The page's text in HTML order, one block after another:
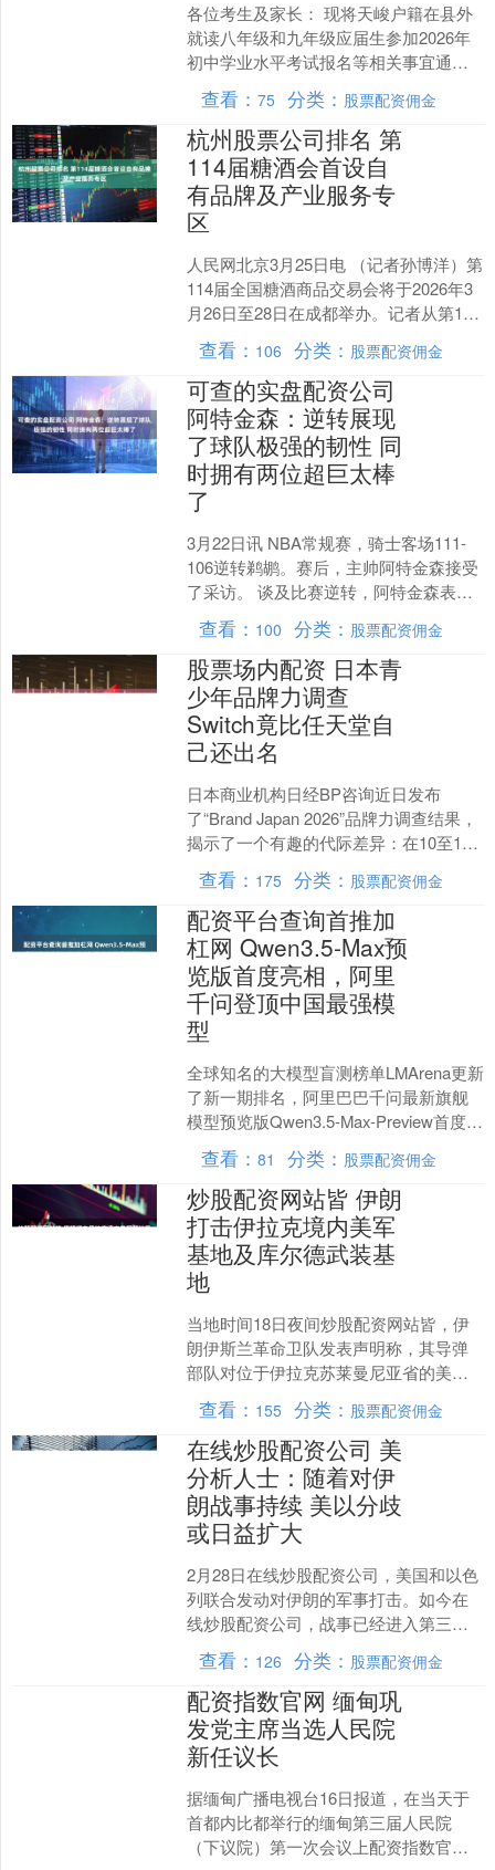
各位考生及家长： 现将天峻户籍在县外
就读八年级和九年级应届生参加2026年
初中学业水平考试报名等相关事宜通告
如下： 01 考试科目及分值 九年级中考笔
试：语文、....
查看：75 分类： 股票配资佣金
杭州股票公司排名 第
114届糖酒会首设自
有品牌及产业服务专
区
人民网北京3月25日电 （记者孙博洋）第
114届全国糖酒商品交易会将于2026年3
月26日至28日在成都举办。记者从第114
届全国糖酒会组委会了解到杭州股票公
司....
查看： 106 分类： 股票配资佣金
可查的实盘配资公司
阿特金森：逆转展现
了球队极强的韧性 同
时拥有两位超巨太棒
了
3月22日讯 NBA常规赛，骑士客场111-
106逆转鹈鹕。赛后，主帅阿特金森接受
了采访。 谈及比赛逆转，阿特金森表
示：“球队展现出极强的韧性。我们一度
落后14....
查看： 100 分类： 股票配资佣金
股票场内配资 日本青
少年品牌力调查
Switch竟比任天堂自
己还出名
日本商业机构日经BP咨询近日发布
了“Brand Japan 2026”品牌力调查结果，
揭示了一个有趣的代际差异：在10至19
岁的日本青少年心目中，Nintend....
查看： 175 分类： 股票配资佣金
配资平台查询首推加
杠网 Qwen3.5-Max预
览版首度亮相，阿里
千问登顶中国最强模
型
全球知名的大模型盲测榜单LMArena更新
了新一期排名，阿里巴巴千问最新旗舰
模型预览版Qwen3.5-Max-Preview首度亮
相配资平台查询首推加杠网，斩获....
查看：81 分类： 股票配资佣金
炒股配资网站皆 伊朗
打击伊拉克境内美军
基地及库尔德武装基
地
当地时间18日夜间炒股配资网站皆，伊
朗伊斯兰革命卫队发表声明称，其导弹
部队对位于伊拉克苏莱曼尼亚省的美军
萨拉姆基地以及苏莱曼尼亚省扎戈耶的
库尔德武装基地发动了导....
查看： 155 分类： 股票配资佣金
在线炒股配资公司 美
分析人士：随着对伊
朗战事持续 美以分歧
或日益扩大
2月28日在线炒股配资公司，美国和以色
列联合发动对伊朗的军事打击。如今在
线炒股配资公司，战事已经进入第三
周，有美国分析人士认为，美以在战争
走向问题上的分歧正日益....
查看： 126 分类： 股票配资佣金
配资指数官网 缅甸巩
发党主席当选人民院
新任议长
据缅甸广播电视台16日报道，在当天于
首都内比都举行的缅甸第三届人民院
（下议院）第一次会议上配资指数官